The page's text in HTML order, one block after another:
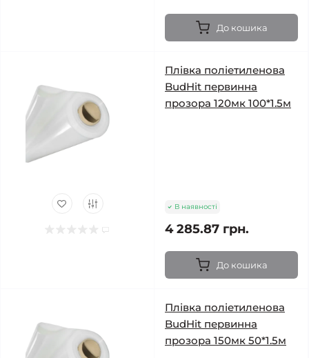
До кошика
Плівка поліетиленова
BudHit первинна
прозора 120мк 100*1.5м
В наявності
4 285.87 грн.
До кошика
Плівка поліетиленова
BudHit первинна
прозора 150мк 50*1.5м